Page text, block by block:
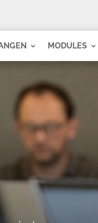
MODULES